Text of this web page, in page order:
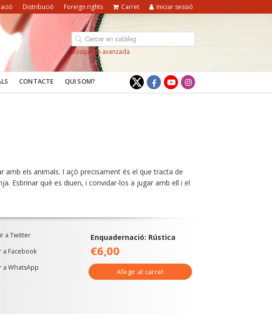
Distribució Foreign rights Carret Iniciar sessió
Búsqueda avanzada
CONTACTE QUI SOM?
els animals. I açò precisament és el que tracta de
Esbrinar què es diuen, i convidar-los a jugar amb ell i el
a Twitter
a Facebook
a WhatsApp
Enquadernació: Rústica
€6,00
Afegir al carret